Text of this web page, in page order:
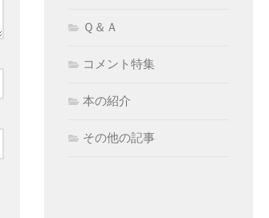
Ｑ＆Ａ
コメント特集
本の紹介
その他の記事